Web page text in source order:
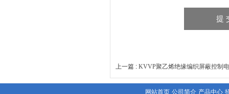
上一篇 : KVVP聚乙烯绝缘编织屏蔽控制
网站首页 公司简介 产品中心